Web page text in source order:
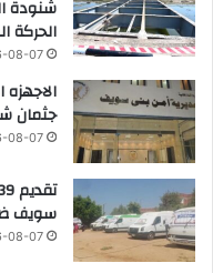
شنودة
الحركة
08-07
جثمان
08-07
سويف
08-07